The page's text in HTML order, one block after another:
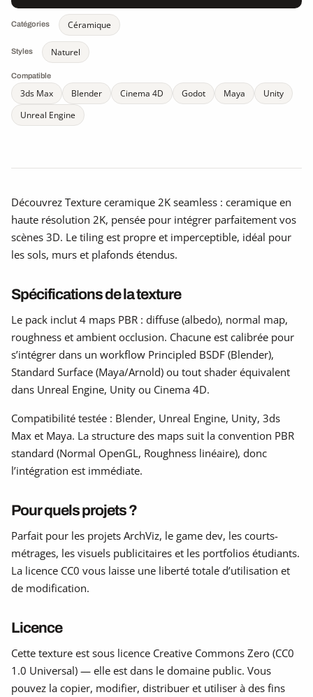
Catégories Céramique
Styles Naturel
Compatible
3ds Max Blender Cinema 4D Godot Maya
Unity
Unreal Engine
Découvrez Texture ceramique 2K seamless : ceramique en
haute résolution 2K, pensée pour intégrer parfaitement vos
scènes 3D. Le tiling est propre et imperceptible, idéal pour
les sols, murs et plafonds étendus.
Spécifications de la texture
Le pack inclut 4 maps PBR : diffuse (albedo), normal map,
roughness et ambient occlusion. Chacune est calibrée pour
s’intégrer dans un workflow Principled BSDF (Blender),
Standard Surface (Maya/Arnold) ou tout shader équivalent
dans Unreal Engine, Unity ou Cinema 4D.
Compatibilité testée : Blender, Unreal Engine, Unity, 3ds
Max et Maya. La structure des maps suit la convention PBR
standard (Normal OpenGL, Roughness linéaire), donc
l’intégration est immédiate.
Pour quels projets ?
Parfait pour les projets ArchViz, le game dev, les courts-
métrages, les visuels publicitaires et les portfolios étudiants.
La licence CC0 vous laisse une liberté totale d’utilisation et
de modification.
Licence
Cette texture est sous licence Creative Commons Zero (CC0
1.0 Universal) — elle est dans le domaine public. Vous
pouvez la copier, modifier, distribuer et utiliser à des fins